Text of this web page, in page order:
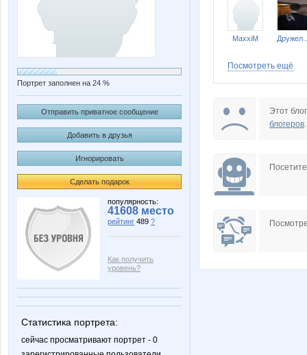
Портрет заполнен на 24 %
Отправить приватное сообщение
Добавить в друзья
Игнорировать
Сделать подарок
популярность:
41608 место
рейтинг 489 ?
Как получить
уровень?
Статистика портрета:
сейчас просматривают портрет - 0
MaxxiM
Посмотреть ещё
Этот
блогеров.